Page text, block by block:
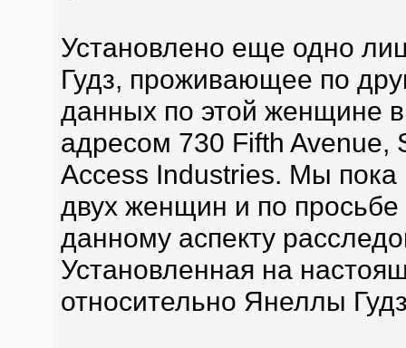
Установлено еще одно
Гудз, проживающее по
данных по этой женщине
адресом 730 Fifth Avenue,
Access Industries. Мы пока
двух женщин и по просьбе
данному аспекту
Установленная на
относительно Янеллы